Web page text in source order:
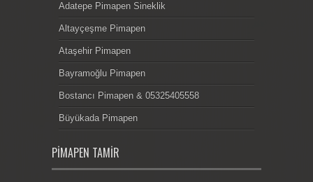
Adatepe Pimapen Sineklik
Altayçeşme Pimapen
Ataşehir Pimapen
Bayramoğlu Pimapen
Bostancı Pimapen & 05325405558
Büyükada Pimapen
PIMAPEN TAMIR